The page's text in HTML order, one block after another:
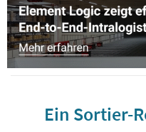
Ein Sortier-